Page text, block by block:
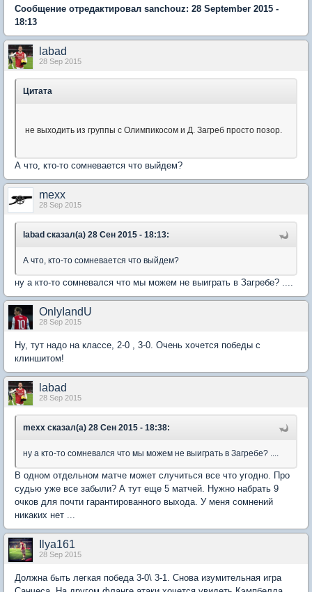
Сообщение отредактировал sanchouz: 28 September 2015 -
18:13
labad
28 Sep 2015
Цитата
не выходить из группы с Олимпикосом и Д. Загреб просто позор.
А что, кто-то сомневается что выйдем?
mexx
28 Sep 2015
labad сказал(а) 28 Сен 2015 - 18:13:
А что, кто-то сомневается что выйдем?
ну а кто-то сомневался что мы можем не выиграть в Загребе? ....
OnlyIandU
28 Sep 2015
Ну, тут надо на классе, 2-0 , 3-0. Очень хочется победы с
клиншитом!
labad
28 Sep 2015
mexx сказал(а) 28 Сен 2015 - 18:38:
ну а кто-то сомневался что мы можем не выиграть в Загребе? ....
В одном отдельном матче может случиться все что угодно. Про
судью уже все забыли? А тут еще 5 матчей. Нужно набрать 9
очков для почти гарантированного выхода. У меня сомнений
никаких нет ...
Ilya161
28 Sep 2015
Должна быть легкая победа 3-0\ 3-1. Снова изумительная игра